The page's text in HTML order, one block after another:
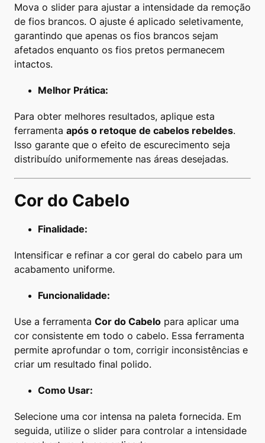
Mova o slider para ajustar a intensidade da remoção
de fios brancos. O ajuste é aplicado seletivamente,
garantindo que apenas os fios brancos sejam
afetados enquanto os fios pretos permanecem
intactos.
Melhor Prática:
Para obter melhores resultados, aplique esta
ferramenta após o retoque de cabelos rebeldes.
Isso garante que o efeito de escurecimento seja
distribuído uniformemente nas áreas desejadas.
Cor do Cabelo
Finalidade:
Intensificar e refinar a cor geral do cabelo para um
acabamento uniforme.
Funcionalidade:
Use a ferramenta Cor do Cabelo para aplicar uma
cor consistente em todo o cabelo. Essa ferramenta
permite aprofundar o tom, corrigir inconsistências e
criar um resultado final polido.
Como Usar:
Selecione uma cor intensa na paleta fornecida. Em
seguida, utilize o slider para controlar a intensidade